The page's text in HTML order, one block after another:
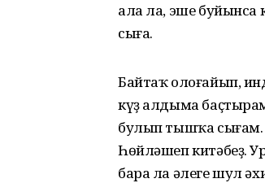
ала ла, эше буйынса
сыға.
Байтаҡ олоғайып,
күҙ алдыма
булып тышҡа сығам.
Һөйләшеп китәбеҙ.
бара ла әлеге шул